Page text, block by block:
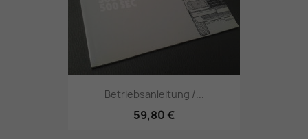
Betriebsanleitung /...
59,80 €